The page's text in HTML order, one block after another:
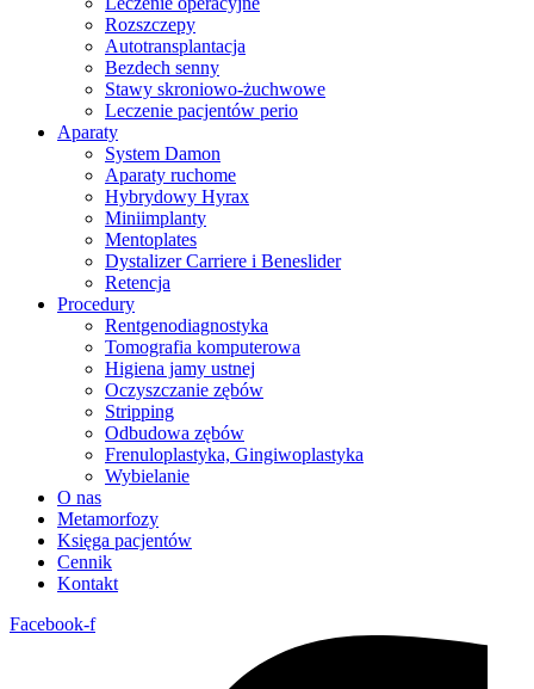
Rozszczepy
Autotransplantacja
Bezdech senny
Stawy skroniowo-żuchwowe
Leczenie pacjentów perio
Aparaty
System Damon
Aparaty ruchome
Hybrydowy Hyrax
Miniimplanty
Mentoplates
Dystalizer Carriere i Beneslider
Retencja
Procedury
Rentgenodiagnostyka
Tomografia komputerowa
Higiena jamy ustnej
Oczyszczanie zębów
Stripping
Odbudowa zębów
Frenuloplastyka, Gingiwoplastyka
Wybielanie
O nas
Metamorfozy
Księga pacjentów
Cennik
Kontakt
Facebook-f